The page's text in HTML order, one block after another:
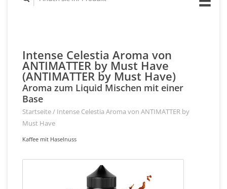
Intense Celestia Aroma von
ANTIMATTER by Must Have
(ANTIMATTER by Must Have)
Aroma zum Liquid Mischen mit einer
Base
Startseite/ Intense Celestia Aroma von ANTIMATTER by
Must Have
Kaffee mit Haselnuss